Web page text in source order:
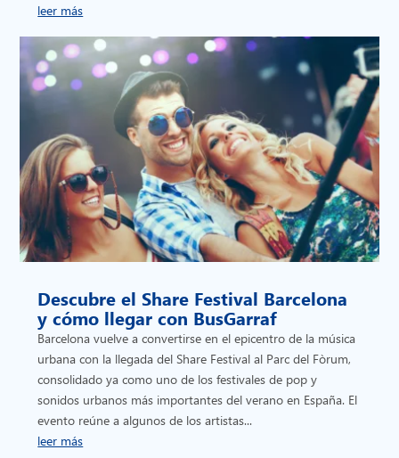
leer más
Descubre el Share Festival Barcelona
y cómo llegar con BusGarraf
Barcelona vuelve a convertirse en el epicentro de la música
urbana con la llegada del Share Festival al Parc del Fòrum,
consolidado ya como uno de los festivales de pop y
sonidos urbanos más importantes del verano en España. El
evento reúne a algunos de los artistas...
leer más